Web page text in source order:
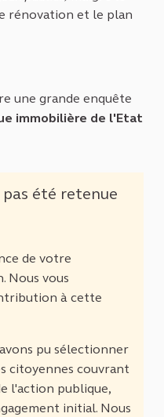
rénovation et le plan
une grande enquête
immobilière de l'Etat
été retenue
de votre
Nous vous
à cette
pu sélectionner
citoyennes couvrant
l'action publique,
initial. Nous